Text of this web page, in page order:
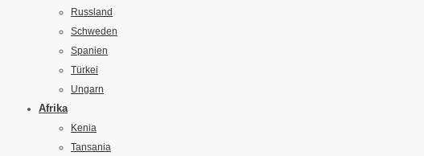
Russland
Schweden
Spanien
Türkei
Ungarn
Afrika
Kenia
Tansania